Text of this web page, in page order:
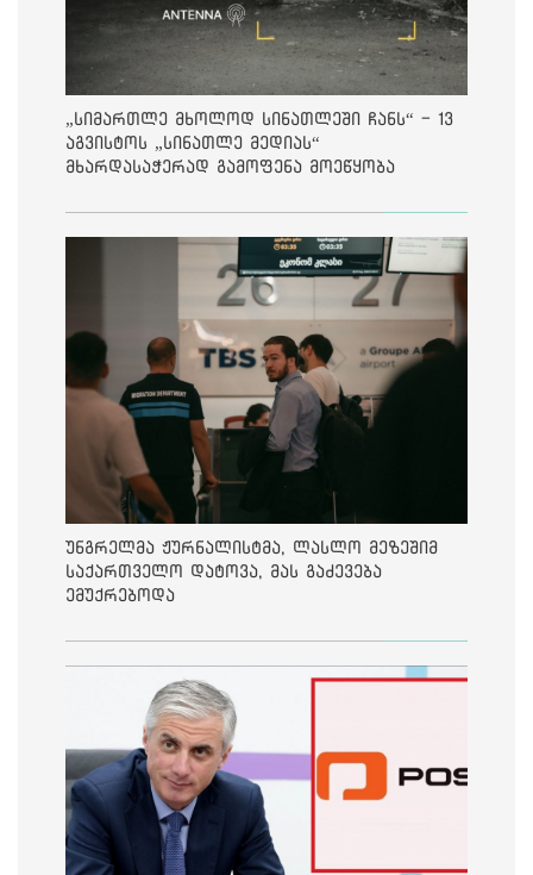
„სიმართლე მხოლოდ სინათლეში ჩანს“ - 13
აგვისტოს „სინათლე მედიას“
მხარდასაჭერად გამოფენა მოეწყობა
უნგრელმა ჟურნალისტმა, ლასლო მეზეშიმ
საქართველო დატოვა, მას გაძევება
ემუქრებოდა